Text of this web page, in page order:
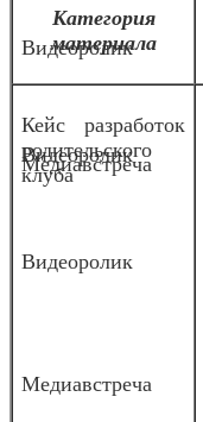
Видеоролик
Видеоролик
Видеоролик
Медиавстреча
Медиавстреча
Категория
материала
Кейс разработок
родительского
клуба